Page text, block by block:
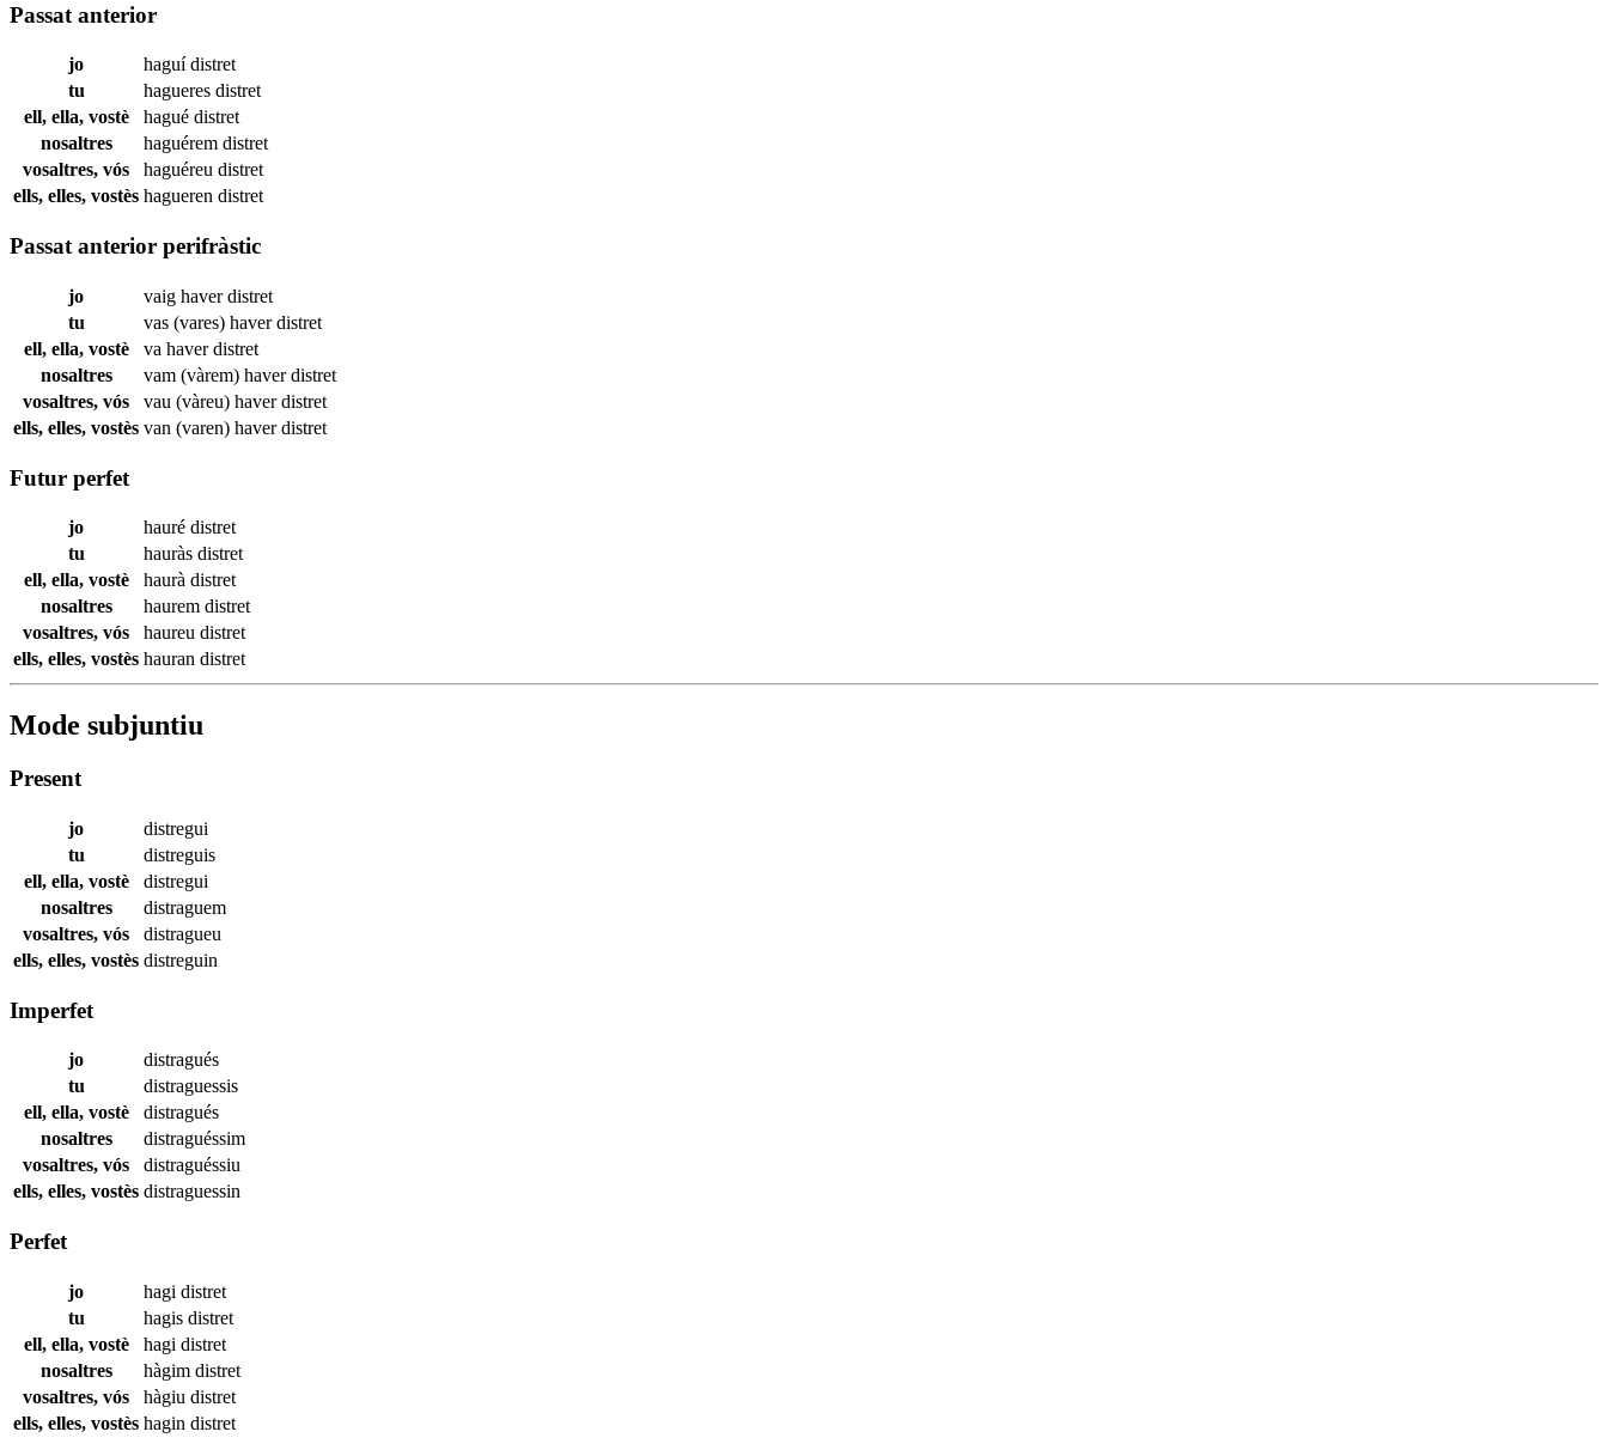
Passat anterior
jo haguídistret
tu
hagueres distret
ell, ella, vostè
hagué distret
nosaltres
haguérem distret
vosaltres, vós
haguéreu distret
ells, elles, vostès hagueren distret
Passat anterior perifràstic
jo vaig haverdistret
tu
vas (vares) haverdistret
ell, ella, vostè
va haverdistret
nosaltres
vam (vàrem) haverdistret
vosaltres, vós
vau (vàreu) haverdistret
ells, elles, vostès van (varen) haverdistret
Futur perfet
jo hauré distret
tu
hauràs distret
ell, ella, vostè
haurà distret
nosaltres
haurem distret
vosaltres, vós
haureu distret
ells, elles, vostès hauran distret
Mode subjuntiu
Present
jo
distregui
tu
distreguis
ell, ella, vostè
distregui
nosaltres
distraguem
vosaltres, vós
distragueu
ells, elles, vostès distreguin
Imperfet
jo
distragués
tu
distraguessis
ell, ella, vostè
distragués
nosaltres
distraguéssim
vosaltres, vós
distraguéssiu
ells, elles, vostès distraguessin
Perfet
jo hagi distret
tu
hagis distret
ell, ella, vostè
hagi distret
nosaltres
hàgim distret
vosaltres, vós
hàgiu distret
ells, elles, vostès hagin distret